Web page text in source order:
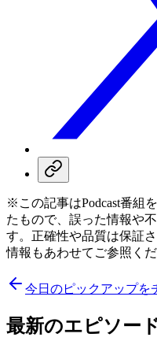
※この記事はPodcast番組
たもので、誤った情報や
す。正確性や品質は保証
情報もあわせてご参照くだ
今日のピックアップを
最新のエピソー